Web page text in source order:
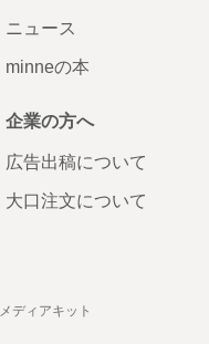
ニュース
minneの本
企業の方へ
広告出稿について
大口注文について
メディアキット